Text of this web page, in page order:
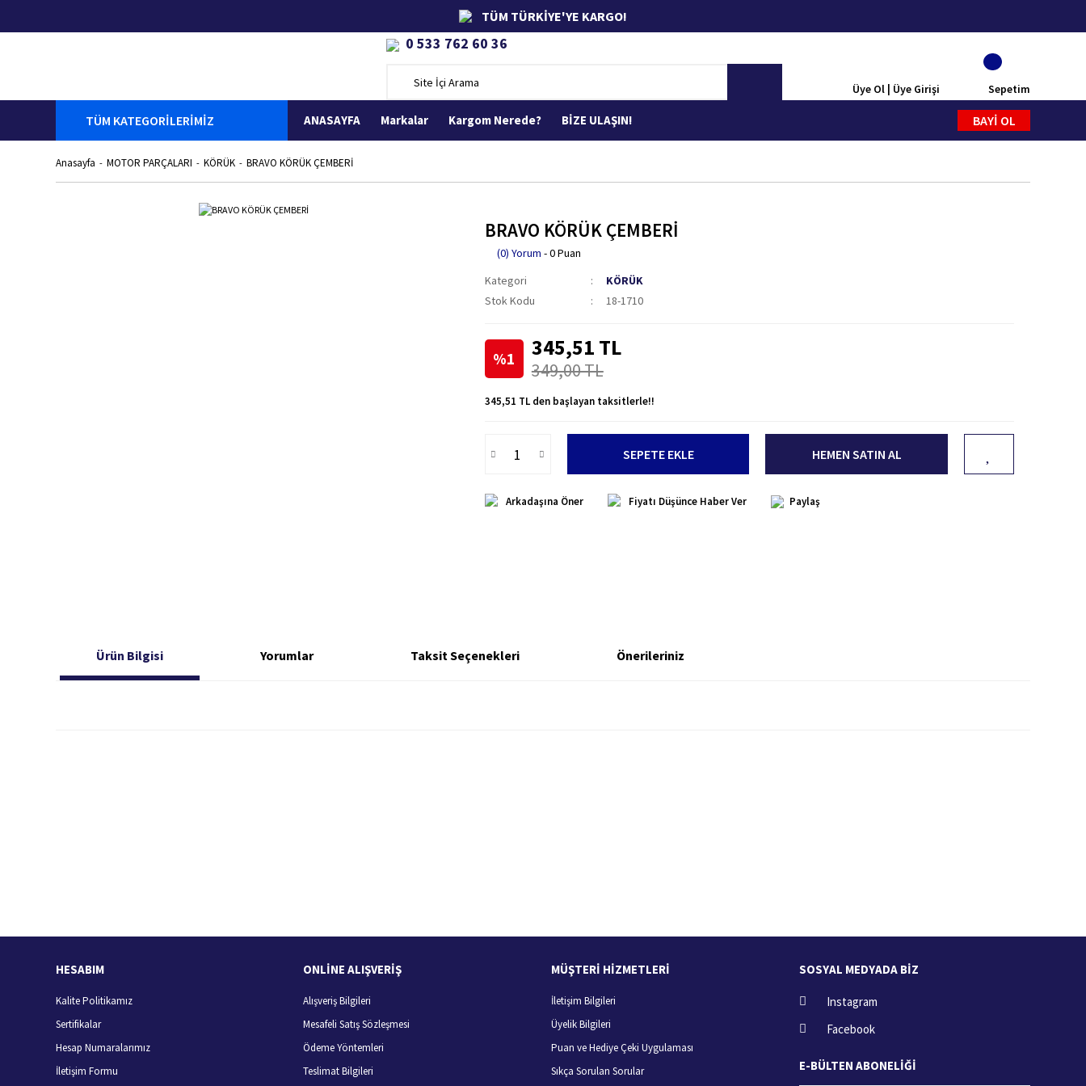
TÜM TÜRKİYE'YE KARGO!
0 533 762 60 36
Üye Ol | Üye Girişi Sepetim
TÜM KATEGORİLERİMİZ ANASAYFA Markalar Kargom Nerede? BİZE ULAŞIN! BAYİ OL
Anasayfa MOTOR PARÇALARI KÖRÜK BRAVO KÖRÜK ÇEMBERİ
BRAVO KÖRÜK ÇEMBERİ
(0) Yorum - 0 Puan
Kategori
KÖRÜK
Stok Kodu
18-1710
%1 345,51 TL
349,00 TL
345,51 TL den başlayan taksitlerle!!
SEPETE EKLE HEMEN SATIN AL
Arkadaşına Öner Fiyatı Düşünce Haber Ver Paylaş
Ürün Bilgisi Yorumlar Taksit Seçenekleri Önerileriniz
HESABIM
Kalite Politikamız
Sertifikalar
Hesap Numaralarımız
İletişim Formu
ONLİNE ALIŞVERİŞ
Alışveriş Bilgileri
Mesafeli Satış Sözleşmesi
Ödeme Yöntemleri
Teslimat Bilgileri
MÜŞTERİ HİZMETLERİ
İletişim Bilgileri
Üyelik Bilgileri
Puan ve Hediye Çeki Uygulaması
Sıkça Sorulan Sorular
SOSYAL MEDYADA BİZ
Instagram
Facebook
E-BÜLTEN ABONELİĞİ